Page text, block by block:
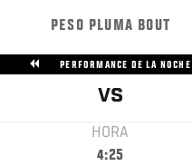
PESO PLUMA BOUT
PERFORMANCE DE LA NOCHE
VS
HORA
4:25